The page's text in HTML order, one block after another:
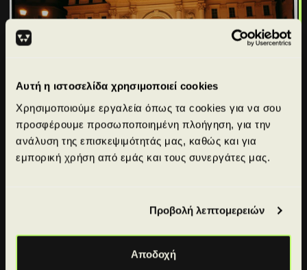
Αυτή η ιστοσελίδα χρησιμοποιεί cookies
Χρησιμοποιούμε εργαλεία όπως τα cookies για να σου
προσφέρουμε προσωποποιημένη πλοήγηση, για την
ανάλυση της επισκεψιμότητάς μας, καθώς και για
εμπορική χρήση από εμάς και τους συνεργάτες μας.
Προβολή λεπτομερειών
Αποδοχή